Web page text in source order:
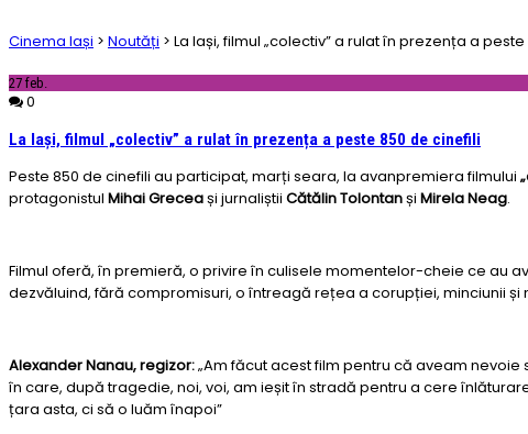
Cinema Iași > Noutăți > La Iași, filmul „colectiv” a rulat în prezența a
27 feb.
0
La Iași, filmul „colectiv” a rulat în prezența a peste 850 de cinefili
Peste 850 de cinefili au participat, marți seara, la avanpremiera filmului
protagonistul Mihai Greceași jurnaliștii Cătălin Tolontanși Mirela Neag.
Filmul oferă, în premieră, o privire în culisele momentelor-cheie ce au
dezvăluind, fără compromisuri, o întreagă rețea a corupției, minciunii și
Alexander Nanau, regizor:„Am făcut acest film pentru că aveam
în care, după tragedie, noi, voi, am ieșit în stradă pentru a cere
țara asta, ci să o luăm înapoi”